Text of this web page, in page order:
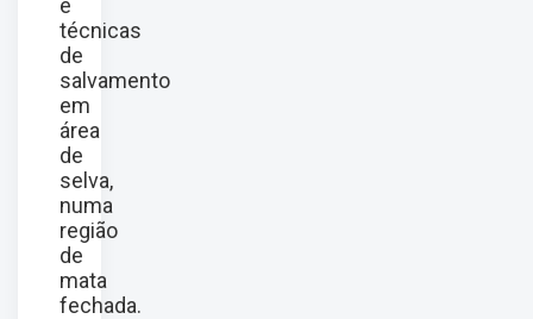
técnicas
de
salvamento
em
área
de
selva,
numa
região
de
mata
fechada.